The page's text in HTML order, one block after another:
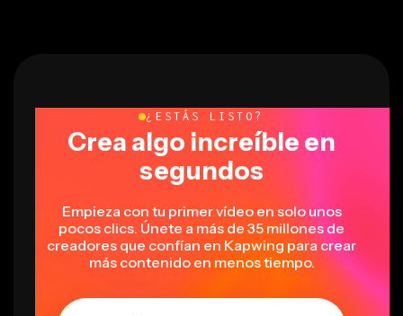
¿ESTÁS LISTO?
Crea algo increíble en
segundos
Empieza con tu primer vídeo en solo unos
pocos clics. Únete a más de 35 millones de
creadores que confían en Kapwing para crear
más contenido en menos tiempo.